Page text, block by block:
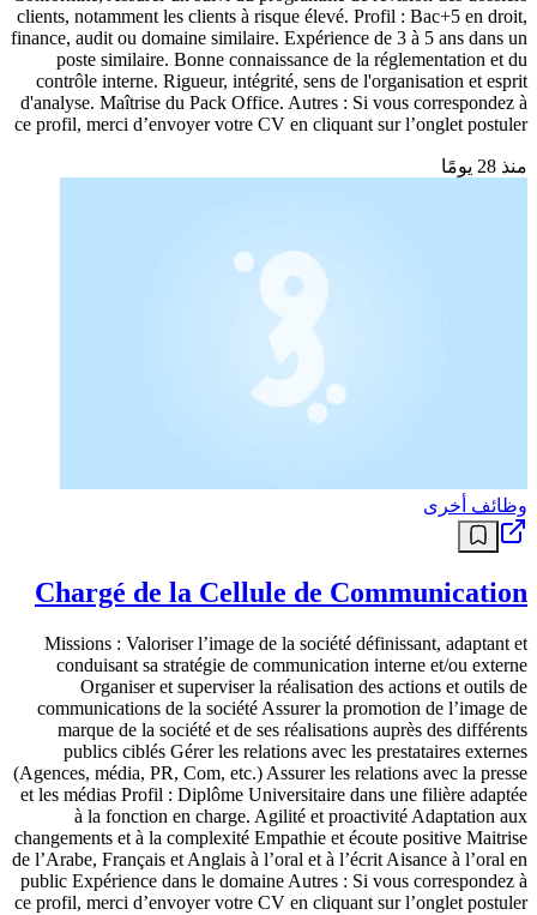
clients, notamment les clients à risque élevé. Profil : Bac+5 en droit,
finance, audit ou domaine similaire. Expérience de 3 à 5 ans dans un
poste similaire. Bonne connaissance de la réglementation et du
contrôle interne. Rigueur, intégrité, sens de l'organisation et esprit
d'analyse. Maîtrise du Pack Office. Autres : Si vous correspondez à
ce profil, merci d’envoyer votre CV en cliquant sur l’onglet postuler
منذ 28 يومًا
وظائف أخرى
Chargé de la Cellule de Communication
Missions : Valoriser l’image de la société définissant, adaptant et
conduisant sa stratégie de communication interne et/ou externe
Organiser et superviser la réalisation des actions et outils de
communications de la société Assurer la promotion de l’image de
marque de la société et de ses réalisations auprès des différents
publics ciblés Gérer les relations avec les prestataires externes
(Agences, média, PR, Com, etc.) Assurer les relations avec la presse
et les médias Profil : Diplôme Universitaire dans une filière adaptée
à la fonction en charge. Agilité et proactivité Adaptation aux
changements et à la complexité Empathie et écoute positive Maitrise
de l’Arabe, Français et Anglais à l’oral et à l’écrit Aisance à l’oral en
public Expérience dans le domaine Autres : Si vous correspondez à
ce profil, merci d’envoyer votre CV en cliquant sur l’onglet postuler